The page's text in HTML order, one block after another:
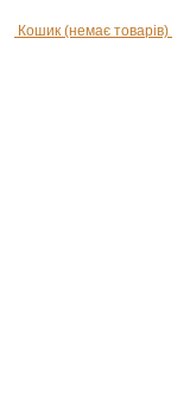
Кошик (немає товарів)